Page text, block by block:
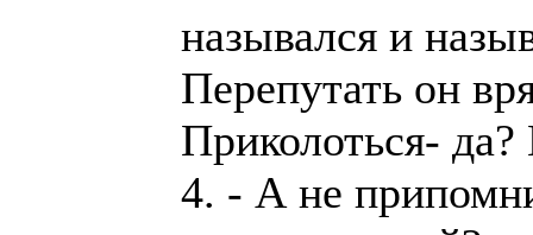
назывался и
Перепутать он
Приколоться-
4. - А не